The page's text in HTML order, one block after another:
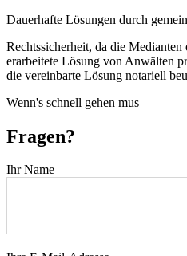
Dauerhafte Lösungen durch
Rechtssicherheit, da die
erarbeitete Lösung von Anwälten
die vereinbarte Lösung notariell
Wenn's schnell gehen mus
Fragen?
Ihr Name